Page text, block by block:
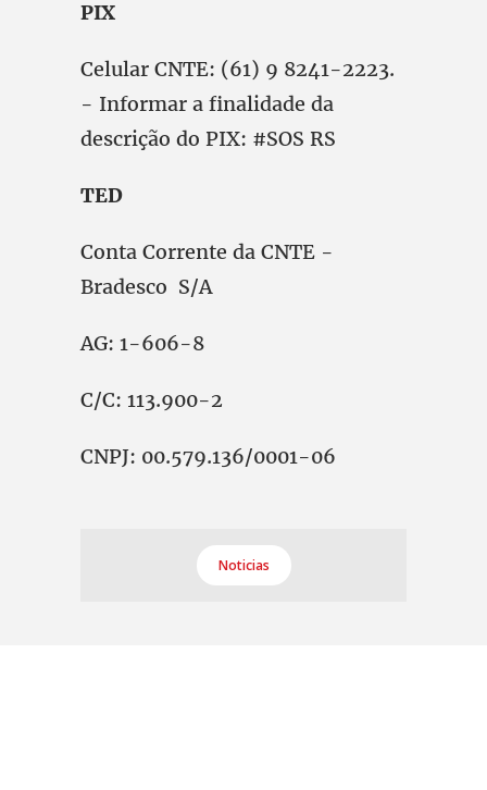
PIX
Celular CNTE: (61) 9 8241-2223.
- Informar a finalidade da
descrição do PIX: #SOS RS
TED
Conta Corrente da CNTE -
Bradesco S/A
AG: 1-606-8
C/C: 113.900-2
CNPJ: 00.579.136/0001-06
Noticias